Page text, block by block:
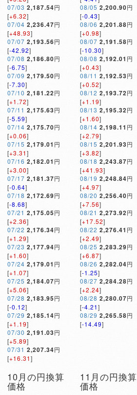
07/03 2,187.54円
[+6.32]
07/04 2,236.47円
[+48.93]
07/07 2,193.56円
[-42.92]
07/08 2,186.80円
[-6.75]
07/09 2,179.50円
[-7.30]
07/10 2,181.22円
[+1.72]
07/11 2,175.63円
[-5.59]
07/14 2,175.70円
[+0.06]
07/15 2,179.01 円
[+3.31]
07/16 2,182.01 円
[+3.00]
07/17 2,181.37円
[-0.64]
07/18 2,172.69円
[-8.68]
07/21 2,175.05円
[+2.36]
07/22 2,176.34円
[+1.29]
07/23 2,177.94円
[+1.60]
07/24 2,179.01 円
[+1.07]
07/25 2,184.07円
[+5.06]
07/28 2,183.95円
[-0.12]
07/29 2,185.14円
[+1.19]
07/30 2,191.03円
[+5.89]
07/31 2,207.34円
[+16.31]
08/05 2,200.90円
[-0.43]
08/06 2,201.88円
[+0.98]
08/07 2,191.58円
[-10.30]
08/08 2,192.01 円
[+0.43]
08/11 2,192.53円
[+0.52]
08/12 2,193.72円
[+1.19]
08/13 2,195.32円
[+1.60]
08/14 2,198.11 円
[+2.79]
08/15 2,201.93円
[+3.82]
08/18 2,243.87円
[+41.93]
08/19 2,248.84円
[+4.97]
08/20 2,256.40円
[+7.56]
08/21 2,273.92円
[+17.52]
08/22 2,276.41 円
[+2.49]
08/25 2,283.29円
[+6.87]
08/26 2,282.04円
[-1.25]
08/27 2,284.28円
[+2.24]
08/28 2,280.07円
[-4.21]
08/29 2,265.58円
[-14.49]
10月の円換算
価格
11月の円換算
価格